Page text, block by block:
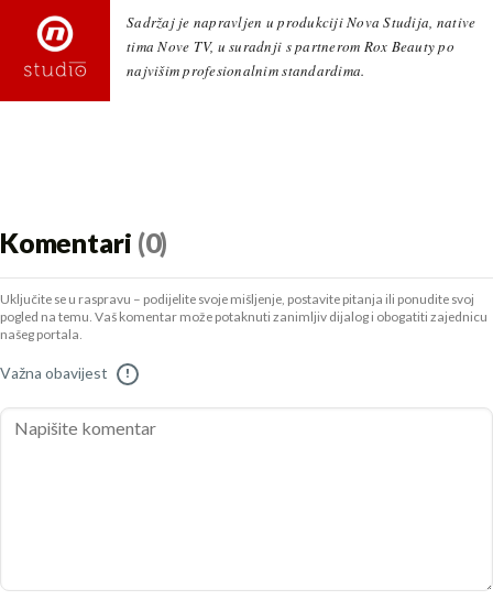
Sadržaj je napravljen u produkciji Nova Studija, native
tima Nove TV, u suradnji s partnerom Rox Beauty po
najvišim profesionalnim standardima.
Komentari (0)
Uključite se u raspravu – podijelite svoje mišljenje, postavite pitanja ili ponudite svoj
pogled na temu. Vaš komentar može potaknuti zanimljiv dijalog i obogatiti zajednicu
našeg portala.
Važna obavijest !